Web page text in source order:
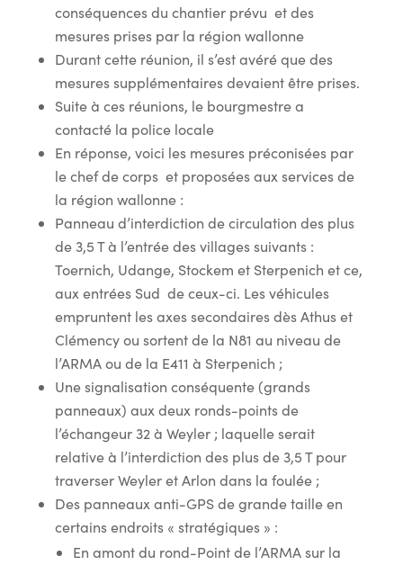
conséquences du chantier prévu et des
mesures prises par la région wallonne
Durant cette réunion, il s’est avéré que des
mesures supplémentaires devaient être prises.
Suite à ces réunions, le bourgmestre a
contacté la police locale
En réponse, voici les mesures préconisées par
le chef de corps et proposées aux services de
la région wallonne :
Panneau d’interdiction de circulation des plus
de 3,5 T à l’entrée des villages suivants :
Toernich, Udange, Stockem et Sterpenich et ce,
aux entrées Sud de ceux-ci. Les véhicules
empruntent les axes secondaires dès Athus et
Clémency ou sortent de la N81 au niveau de
l’ARMA ou de la E411 à Sterpenich ;
Une signalisation conséquente (grands
panneaux) aux deux ronds-points de
l’échangeur 32 à Weyler ; laquelle serait
relative à l’interdiction des plus de 3,5 T pour
traverser Weyler et Arlon dans la foulée ;
Des panneaux anti-GPS de grande taille en
certains endroits « stratégiques » :
En amont du rond-Point de l’ARMA sur la